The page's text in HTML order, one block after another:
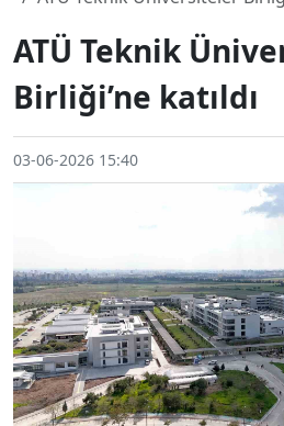
ATÜ Teknik
Birliği’ne katıldı
03-06-2026 15:40